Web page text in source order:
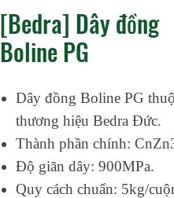
[Bedra] Dây đồng
Boline PG
Dây đồng Boline PG
thương hiệu Bedra Đức.
Thành phần chính:
Độ giãn dây: 900MPa.
Quy cách chuẩn: 5kg/